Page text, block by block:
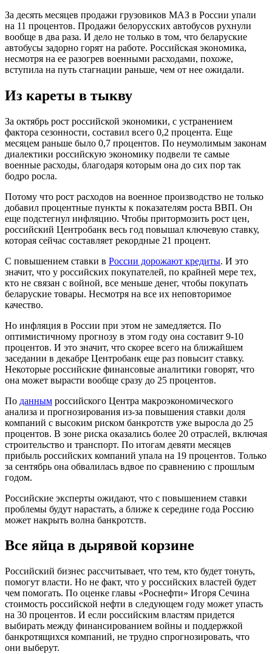
За десять месяцев продажи грузовиков МАЗ в России упали
на 11 процентов. Продажи белорусских автобусов рухнули
вообще в два раза. И дело не только в том, что беларуские
автобусы задорно горят на работе. Российская экономика,
несмотря на ее разогрев военными расходами, похоже,
вступила на путь стагнации раньше, чем от нее ожидали.
Из кареты в тыкву
За октябрь рост российской экономики, с устранением
фактора сезонности, составил всего 0,2 процента. Еще
месяцем раньше было 0,7 процентов. По неумолимым законам
диалектики российскую экономику подвели те самые
военные расходы, благодаря которым она до сих пор так
бодро росла.
Потому что рост расходов на военное производство не только
добавил процентные пункты к показателям роста ВВП. Он
еще подстегнул инфляцию. Чтобы притормозить рост цен,
российский Центробанк весь год повышал ключевую ставку,
которая сейчас составляет рекордные 21 процент.
С повышением ставки в России дорожают кредиты. И это
значит, что у российских покупателей, по крайней мере тех,
кто не связан с войной, все меньше денег, чтобы покупать
беларуские товары. Несмотря на все их неповторимое
качество.
Но инфляция в России при этом не замедляется. По
оптимистичному прогнозу в этом году она составит 9-10
процентов. И это значит, что скорее всего на ближайшем
заседании в декабре Центробанк еще раз повысит ставку.
Некоторые российские финансовые аналитики говорят, что
она может вырасти вообще сразу до 25 процентов.
По данным российского Центра макроэкономического
анализа и прогнозирования из-за повышения ставки доля
компаний с высоким риском банкротств уже выросла до 25
процентов. В зоне риска оказались более 20 отраслей, включая
строительство и транспорт. По итогам девяти месяцев
прибыль российских компаний упала на 19 процентов. Только
за сентябрь она обвалилась вдвое по сравнению с прошлым
годом.
Российские эксперты ожидают, что с повышением ставки
проблемы будут нарастать, а ближе к середине года Россию
может накрыть волна банкротств.
Все яйца в дырявой корзине
Российский бизнес рассчитывает, что тем, кто будет тонуть,
помогут власти. Но не факт, что у российских властей будет
чем помогать. По оценке главы «Роснефти» Игоря Сечина
стоимость российской нефти в следующем году может упасть
на 30 процентов. И если российским властям придется
выбирать между финансированием войны и поддержкой
банкротящихся компаний, не трудно спрогнозировать, что
они выберут.